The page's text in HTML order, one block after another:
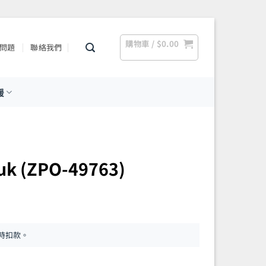
題 聯絡我們 購物車 / $0.00
(ZPO-49763)
扣款。